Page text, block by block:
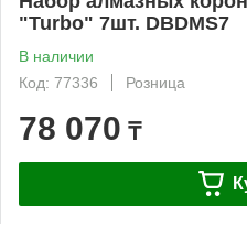
"Turbo" 7шт. DBDMS7
В наличии
Код: 77336
Розница
78 070 ₸